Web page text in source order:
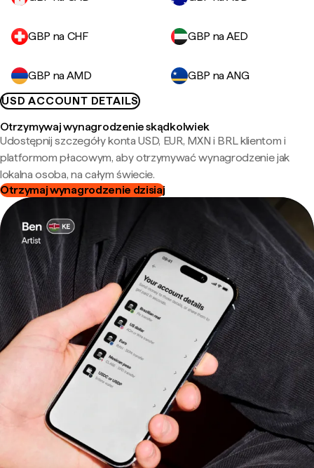
GBP na CHF GBP na AED
GBP na AMD
GBP na ANG
USD ACCOUNT DETAILS
Otrzymywaj wynagrodzenie skądkolwiek
Udostępnij szczegóły konta USD, EUR, MXN i BRL klientom i
platformom płacowym, aby otrzymywać wynagrodzenie jak
lokalna osoba, na całym świecie.
Otrzymaj wynagrodzenie dzisiaj